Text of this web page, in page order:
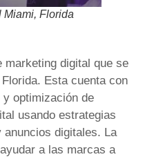
Miami, Florida
marketing digital que se
Esta cuenta con
optimización de
usando estrategias
digitales. La
a las marcas a